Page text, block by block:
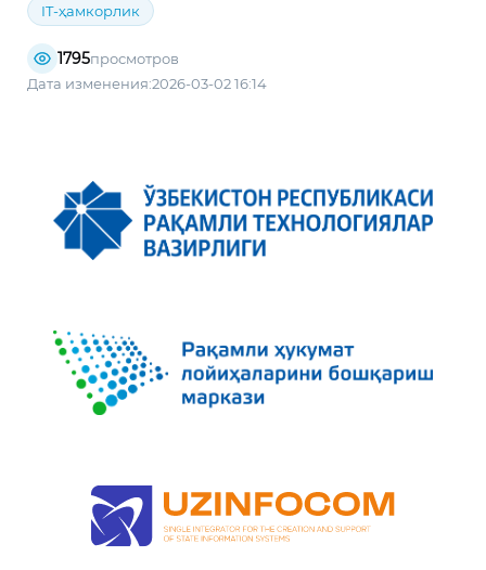
IT-ҳамкорлик
1795просмотров
Дата изменения:2026-03-02 16:14